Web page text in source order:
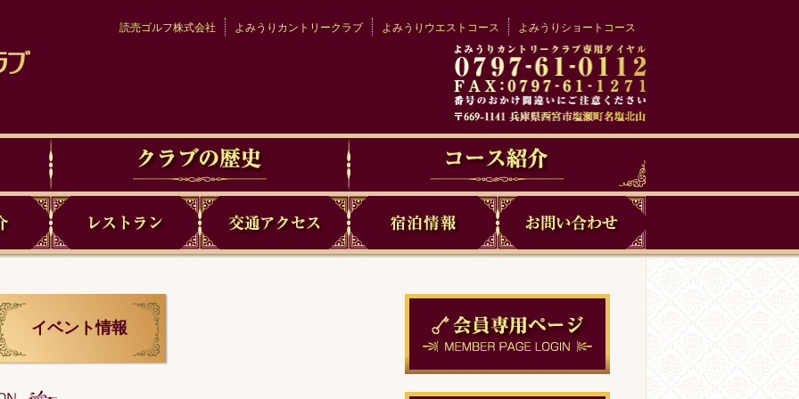
読売ゴルフ株式会社 よみうりカントリークラブ よみうりウエストコース よみうりショートコース
イベント情報